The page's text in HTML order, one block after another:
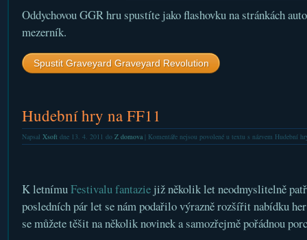
Oddychovou GGR hru spustíte jako flashovku na stránkách
mezerník.
Spustit Graveyard Graveyard Revolution
Hudební hry na FF11
Napsal Xsoftdne 13. 4. 2011 do Z domova| Komentáře nejsou povolenéu textu s názvem Hudební
K letnímuFestivalu fantaziejiž několik let neodmyslitelně
posledních pár let se nám podařilo výrazně rozšířit nabídku
se můžete těšit na několik novinek a samozřejmě pořádnou